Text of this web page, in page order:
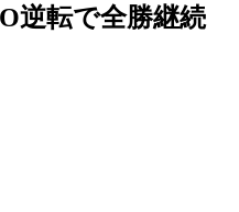
逆転で全勝継続